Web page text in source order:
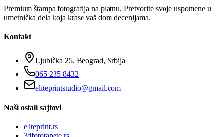
Premium štampa fotografija na platnu. Pretvorite svoje uspomene u
umetnička dela koja krase vaš dom decenijama.
Kontakt
Ljubička 25, Beograd, Srbija
065 235 8432
eliteprintstudio@gmail.com
Naši ostali sajtovi
eliteprint.rs
3dfototapete.rs